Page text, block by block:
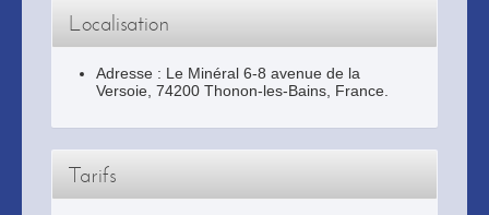
Localisation
Adresse : Le Minéral 6-8 avenue de la
Versoie 74200 Thonon-les-Bains , France.
Tarifs